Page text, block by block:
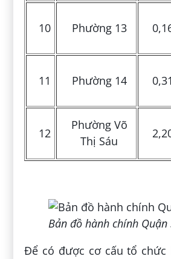
10 Phường 13
11 Phường 14 0,31
12
Phường Võ
Thị Sáu
Bản đồ hành chính Quận
Để có được cơ cấu tổ chức